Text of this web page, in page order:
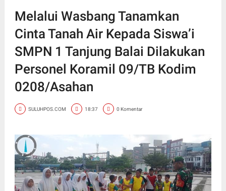
Melalui Wasbang Tanamkan
Cinta Tanah Air Kepada Siswa’i
SMPN 1 Tanjung Balai Dilakukan
Personel Koramil 09/TB Kodim
0208/Asahan
SULUHPOS.COM 18:37 0 Komentar